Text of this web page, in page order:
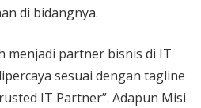
di bidangnya.
menjadi partner bisnis di IT
sesuai dengan tagline
IT Partner”. Adapun Misi